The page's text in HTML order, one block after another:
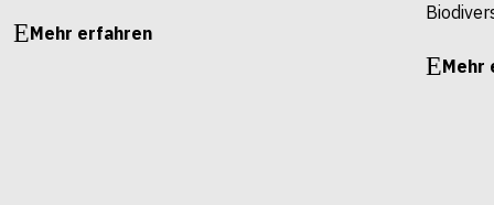
Mehr erfahren
Mehr